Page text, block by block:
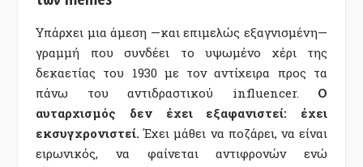
Υπάρχει μια άμεση —και επιμελώς εξαγνισμένη—
γραμμή που συνδέει το υψωμένο χέρι της
δεκαετίας του 1930 με τον αντίχειρα προς τα
πάνω του αντιδραστικού influencer.
Ο
αυταρχισμός δεν έχει εξαφανιστεί: έχει
εκσυγχρονιστεί. Έχει μάθει να ποζάρει, να είναι
ειρωνικός, να φαίνεται αντιφρονών ενώ